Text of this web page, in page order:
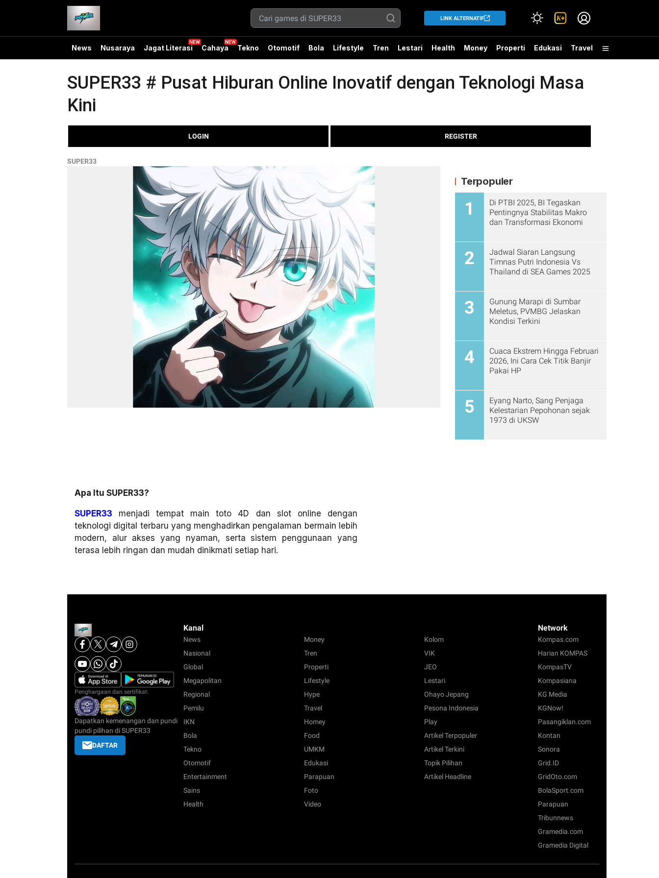
LINK ALTERNATIF
News Nusaraya Jagat Literasi Cahaya Tekno Otomotif Bola Lifestyle Tren Lestari Health Money Properti Edukasi Travel
SUPER33 # Pusat Hiburan Online Inovatif dengan Teknologi Masa
Kini
LOGIN REGISTER
SUPER33
Apa Itu SUPER33?
SUPER33 menjadi tempat main toto 4D dan slot online dengan
teknologi digital terbaru yang menghadirkan pengalaman bermain lebih
modern, alur akses yang nyaman, serta sistem penggunaan yang
terasa lebih ringan dan mudah dinikmati setiap hari.
Terpopuler
1
Di PTBI 2025, BI Tegaskan
Pentingnya Stabilitas Makro
dan Transformasi Ekonomi
2
Jadwal Siaran Langsung
Timnas Putri Indonesia Vs
Thailand di SEA Games 2025
3
Gunung Marapi di Sumbar
Meletus, PVMBG Jelaskan
Kondisi Terkini
4
Cuaca Ekstrem Hingga Februari
2026, Ini Cara Cek Titik Banjir
Pakai HP
5
Eyang Narto, Sang Penjaga
Kelestarian Pepohonan sejak
1973 di UKSW
Penghargaan dan sertifikat:
Dapatkan kemenangan dan pundi
pundi pilihan di SUPER33
DAFTAR
Kanal
News
Nasional
Global
Megapolitan
Regional
Pemilu
IKN
Bola
Tekno
Otomotif
Entertainment
Sains
Health
Money
Tren
Properti
Lifestyle
Hype
Travel
Homey
Food
UMKM
Edukasi
Parapuan
Foto
Video
Kolom
VIK
JEO
Lestari
Ohayo Jepang
Pesona Indonesia
Play
Artikel Terpopuler
Artikel Terkini
Topik Pilihan
Artikel Headline
Network
Kompas.com
Harian KOMPAS
KompasTV
Kompasiana
KG Media
KGNow!
Pasangiklan.com
Kontan
Sonora
Grid.ID
GridOto.com
BolaSport.com
Parapuan
Tribunnews
Gramedia.com
Gramedia Digital